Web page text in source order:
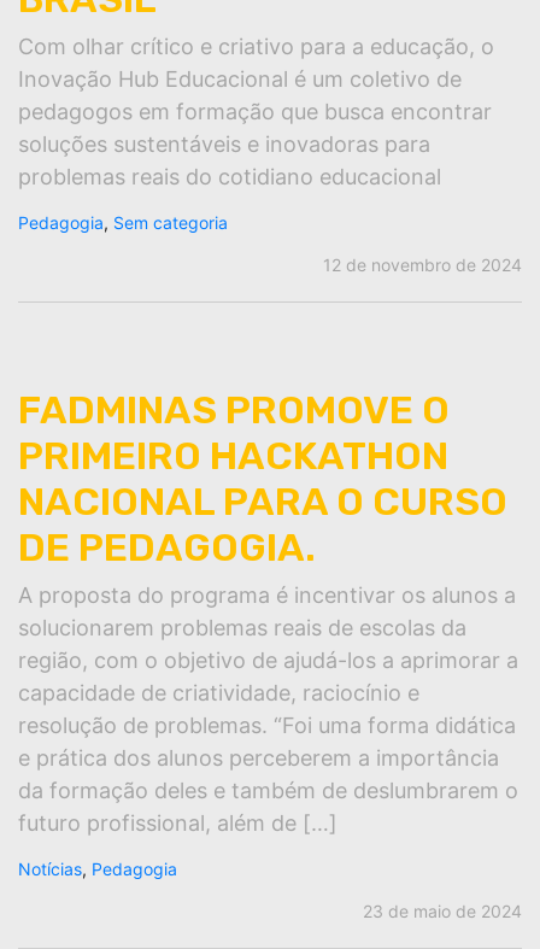
Com olhar crítico e criativo para a educação, o
Inovação Hub Educacional é um coletivo de
pedagogos em formação que busca encontrar
soluções sustentáveis e inovadoras para
problemas reais do cotidiano educacional
Pedagogia, Sem categoria
12 de novembro de 2024
FADMINAS PROMOVE O
PRIMEIRO HACKATHON
NACIONAL PARA O CURSO
DE PEDAGOGIA.
A proposta do programa é incentivar os alunos a
solucionarem problemas reais de escolas da
região, com o objetivo de ajudá-los a aprimorar a
capacidade de criatividade, raciocínio e
resolução de problemas. “Foi uma forma didática
e prática dos alunos perceberem a importância
da formação deles e também de deslumbrarem o
futuro profissional, além de […]
Notícias, Pedagogia
23 de maio de 2024